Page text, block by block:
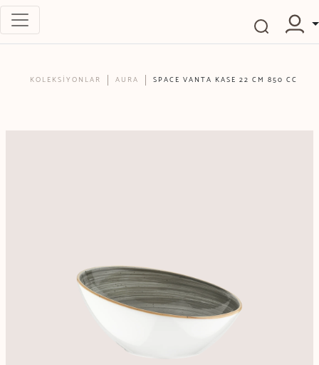
KOLEKSİYONLAR AURA SPACE VANTA KASE 22 CM 850 CC